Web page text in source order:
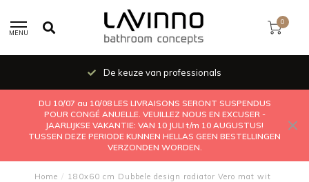
MENU
0
De keuze van professionals
DU 10/07 au 10/08 LES LIVRAISONS SERONT SUSPENDUS
POUR CONGÉ ANUELLE. VEUILLEZ NOUS EN EXCUSER -
JAARLIJKSE VAKANTIE: VAN 10 JULI t/m 10 AUGUSTUS!
TUSSEN DEZE PERIODE KUNNEN HELLAS GEEN BESTELLINGEN
VERZONDEN WORDEN.
Home / 180x60 cm Dubbele design radiator Vero mat wit